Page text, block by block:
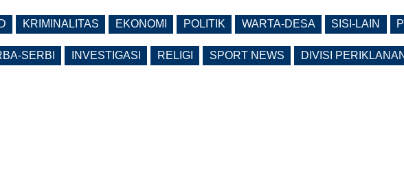
KRIMINALITAS EKONOMI POLITIK WARTA-DESA SISI-LAIN
SERBI INVESTIGASI RELIGI SPORT NEWS DIVISI